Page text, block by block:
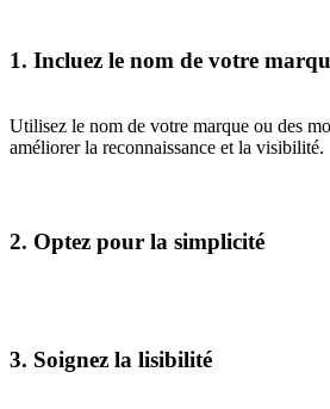
1. Incluez le nom de votre
Utilisez le nom de votre marque ou des
améliorer la reconnaissance et la visibilité.
2. Optez pour la simplicité
3. Soignez la lisibilité